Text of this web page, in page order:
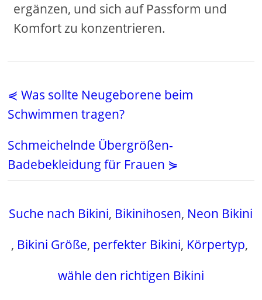
ergänzen, und sich auf Passform und
Komfort zu konzentrieren.
⋞ Was sollte Neugeborene beim
Schwimmen tragen?
Schmeichelnde Übergrößen-
Badebekleidung für Frauen ⋟
Suche nach Bikini, Bikinihosen, Neon Bikini
, Bikini Größe, perfekter Bikini, Körpertyp,
wähle den richtigen Bikini